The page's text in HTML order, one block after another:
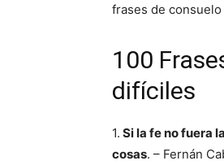
frases de
100
difíciles
1. Si la fe no fuera
cosas. – Fernán